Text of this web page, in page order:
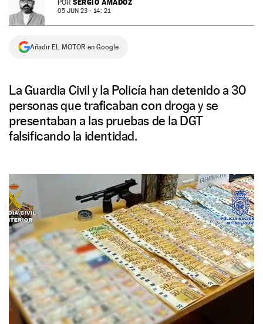
NEWSLETTER
SÍGUENOS
POR SERGIO AMADOZ
05 JUN 23 - 14: 21
Añadir EL MOTOR en Google
La Guardia Civil y la Policía han detenido a 30
personas que traficaban con droga y se
presentaban a las pruebas de la DGT
falsificando la identidad.